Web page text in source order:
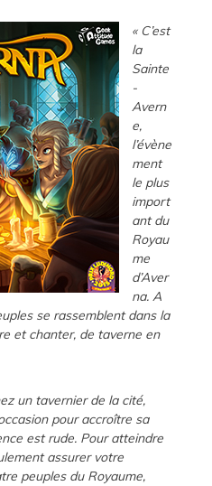
« C’est
la
Sainte
-
Avern
e,
l’évène
ment
le plus
import
ant du
Royau
me
d’Aver
na. A
se rassemblent dans la
et chanter, de taverne en
un tavernier de la cité,
pour accroître sa
est rude. Pour atteindre
assurer votre
peuples du Royaume,